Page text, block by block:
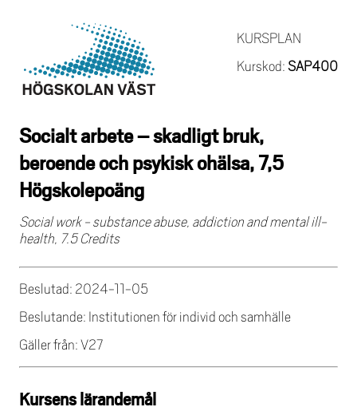
KURSPLAN
Kurskod: SAP400
Socialt arbete – skadligt bruk,
beroende och psykisk ohälsa, 7,5
Högskolepoäng
Social work - substance abuse, addiction and mental ill-
health, 7.5 Credits
Beslutad: 2024-11-05
Beslutande: Institutionen för individ och samhälle
Gäller från: V27
Kursens lärandemål